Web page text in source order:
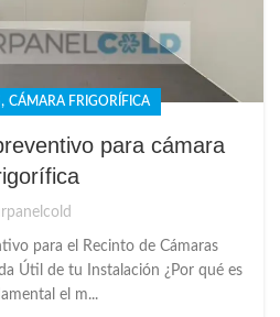
, CÁMARA FRIGORÍFICA
para cámara
para el Recinto de Cámaras
Útil de tu Instalación ¿Por qué es
el m...